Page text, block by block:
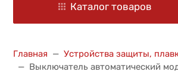
Каталог товаров
Главная Устройства защиты,
Выключатель автоматический